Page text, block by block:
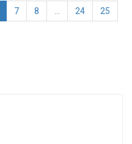
7 8 ... 24 25